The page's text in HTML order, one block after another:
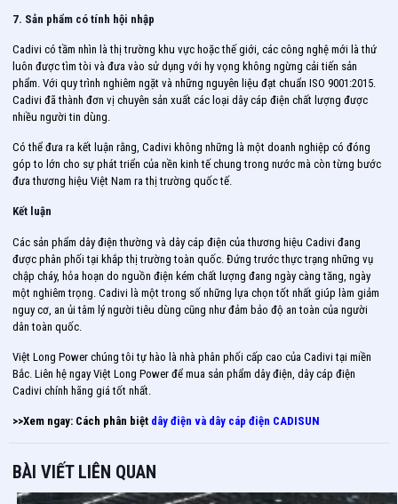
7. Sản phẩm có tính hội nhập
Cadivi có tầm nhìn là thị trường khu vực hoặc thế giới, các công nghệ mới là thứ
luôn được tìm tòi và đưa vào sử dụng với hy vọng không ngừng cải tiến sản
phẩm. Với quy trình nghiêm ngặt và những nguyên liệu đạt chuẩn ISO 9001:2015.
Cadivi đã thành đơn vị chuyên sản xuất các loại dây cáp điện chất lượng được
nhiều người tin dùng.
Có thể đưa ra kết luận rằng, Cadivi không những là một doanh nghiệp có đóng
góp to lớn cho sự phát triển của nền kinh tế chung trong nước mà còn từng bước
đưa thương hiệu Việt Nam ra thị trường quốc tế.
Kết luận
Các sản phẩm dây điện thường và dây cáp điện của thương hiệu Cadivi đang
được phân phối tại khắp thị trường toàn quốc. Đứng trước thực trạng những vụ
chập cháy, hỏa hoạn do nguồn điện kém chất lượng đang ngày càng tăng, ngày
một nghiêm trọng. Cadivi là một trong số những lựa chọn tốt nhất giúp làm giảm
nguy cơ, an ủi tâm lý người tiêu dùng cũng như đảm bảo độ an toàn của người
dân toàn quốc.
Việt Long Power chúng tôi tự hào là nhà phân phối cấp cao của Cadivi tại miền
Bắc. Liên hệ ngay Việt Long Power để mua sản phẩm dây điện, dây cáp điện
Cadivi chính hãng giá tốt nhất.
>>Xem ngay: Cách phân biệt dây điện và dây cáp điện CADISUN
BÀI VIẾT LIÊN QUAN